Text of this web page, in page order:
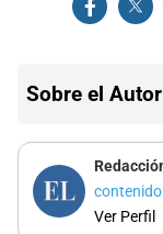
Sobre el Autor
Ver Perfil